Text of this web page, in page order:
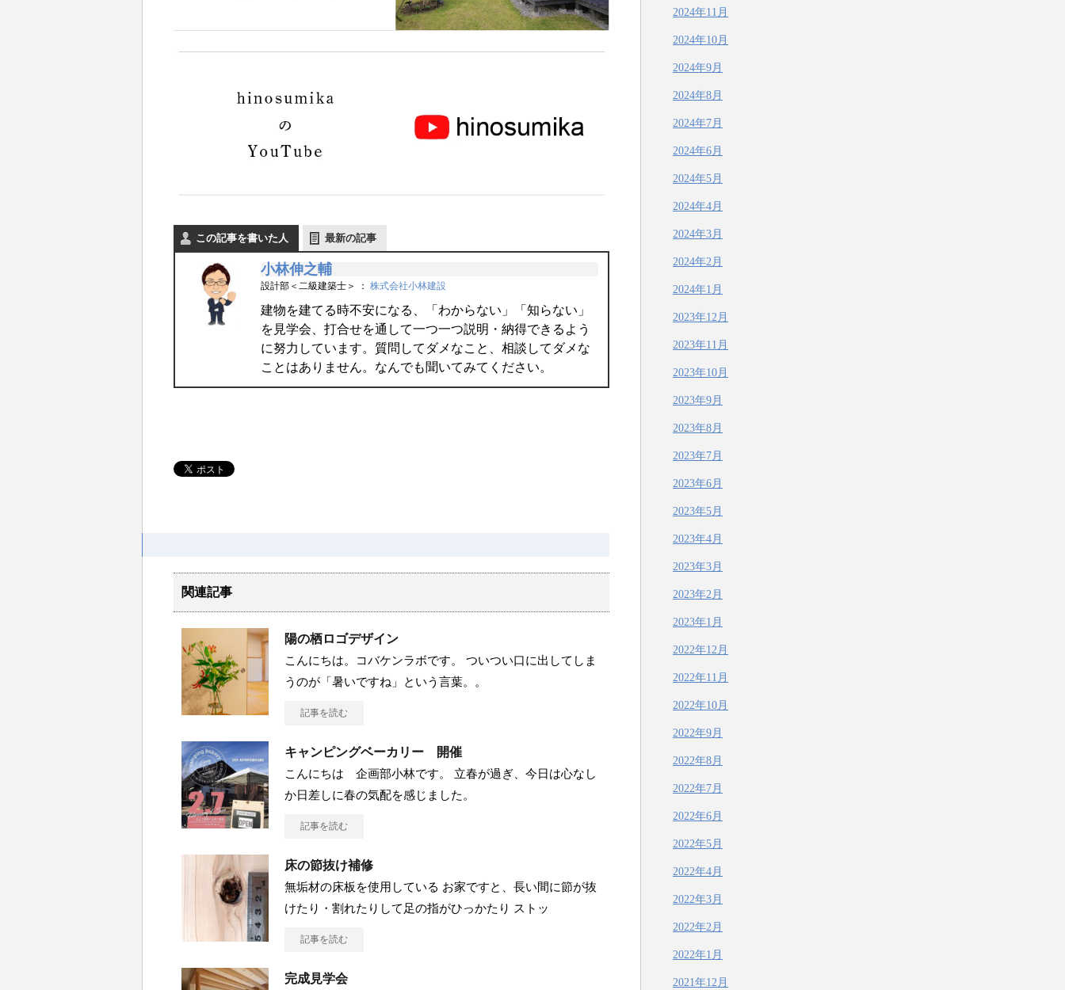
この記事を書いた人 最新の記事
小林伸之輔
設計部＜二級建築士＞ ： 株式会社小林建設
建物を建てる時不安になる、「わからない」「知らない」
を見学会、打合せを通して一つ一つ説明・納得できるよう
に努力しています。質問してダメなこと、相談してダメな
ことはありません。なんでも聞いてみてください。
関連記事
陽の栖ロゴデザイン
こんにちは。コバケンラボです。 ついつい口に出してしま
うのが「暑いですね」という言葉。。
記事を読む
キャンピングベーカリー 開催
こんにちは 企画部小林です。 立春が過ぎ、今日は心なし
か日差しに春の気配を感じました。
記事を読む
床の節抜け補修
無垢材の床板を使用している お家ですと、長い間に節が抜
けたり・割れたりして足の指がひっかたり ストッ
記事を読む
完成見学会
2024年11月
2024年10月
2024年9月
2024年8月
2024年7月
2024年6月
2024年5月
2024年4月
2024年3月
2024年2月
2024年1月
2023年12月
2023年11月
2023年10月
2023年9月
2023年8月
2023年7月
2023年6月
2023年5月
2023年4月
2023年3月
2023年2月
2023年1月
2022年12月
2022年11月
2022年10月
2022年9月
2022年8月
2022年7月
2022年6月
2022年5月
2022年4月
2022年3月
2022年2月
2022年1月
2021年12月